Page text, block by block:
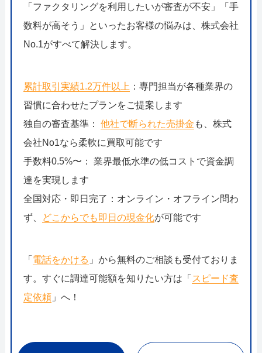
「ファクタリングを利用したいが審査が不安」「手
数料が高そう」といったお客様の悩みは、株式会社
No.1がすべて解決します。
累計取引実績1.2万件以上 ：専門担当が各種業界の
習慣に合わせたプランをご提案します
独自の審査基準： 他社で断られた売掛金 も、株式
会社No1なら柔軟に買取可能です
手数料0.5%〜： 業界最低水準の低コストで資金調
達を実現します
全国対応・即日完了：オンライン・オフライン問わ
ず、
どこからでも即日の現金化が可能です
「 電話をかける 」から無料のご相談も受付ておりま
す。すぐに調達可能額を知りたい方は「 スピード査
定依頼」へ！